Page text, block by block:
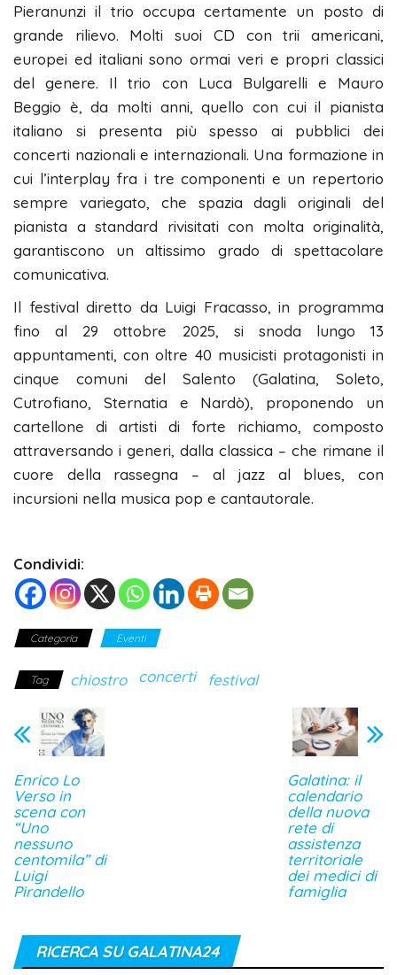
Pieranunzi il trio occupa certamente un posto di
grande rilievo. Molti suoi CD con trii americani,
europei ed italiani sono ormai veri e propri classici
del genere. Il trio con Luca Bulgarelli e Mauro
Beggio è, da molti anni, quello con cui il pianista
italiano si presenta più spesso ai pubblici dei
concerti nazionali e internazionali. Una formazione in
cui l’interplay fra i tre componenti e un repertorio
sempre variegato, che spazia dagli originali del
pianista a standard rivisitati con molta originalità,
garantiscono un altissimo grado di spettacolare
comunicativa.
Il festival diretto da Luigi Fracasso, in programma
fino al 29 ottobre 2025, si snoda lungo 13
appuntamenti, con oltre 40 musicisti protagonisti in
cinque comuni del Salento (Galatina, Soleto,
Cutrofiano, Sternatia e Nardò), proponendo un
cartellone di artisti di forte richiamo, composto
attraversando i generi, dalla classica – che rimane il
cuore della rassegna – al jazz al blues, con
incursioni nella musica pop e cantautorale.
Condividi:
Categoria Eventi
Tag chiostro concerti festival
Enrico Lo
Verso in
scena con
“Uno
nessuno
centomila” di
Luigi
Pirandello
Galatina: il
calendario
della nuova
rete di
assistenza
territoriale
dei medici di
famiglia
RICERCA SU GALATINA24